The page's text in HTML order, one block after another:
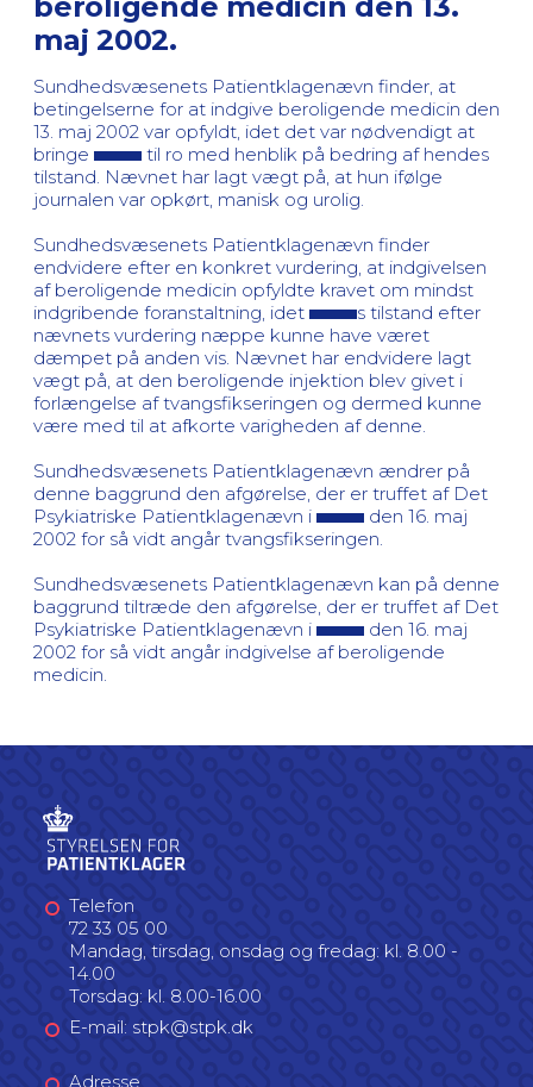
maj 2002.
Sundhedsvæsenets Patientklagenævn finder, at
betingelserne for at indgive beroligende medicin den
13. maj 2002 var opfyldt, idet det var nødvendigt at
bringe
til ro med henblik på bedring af hendes
tilstand. Nævnet har lagt vægt på, at hun ifølge
journalen var opkørt, manisk og urolig.
Sundhedsvæsenets Patientklagenævn finder
endvidere efter en konkret vurdering, at indgivelsen
af beroligende medicin opfyldte kravet om mindst
indgribende foranstaltning, idet
s tilstand efter
nævnets vurdering næppe kunne have været
dæmpet på anden vis. Nævnet har endvidere lagt
vægt på, at den beroligende injektion blev givet i
forlængelse af tvangsfikseringen og dermed kunne
være med til at afkorte varigheden af denne.
Sundhedsvæsenets Patientklagenævn ændrer på
denne baggrund den afgørelse, der er truffet af Det
Psykiatriske Patientklagenævn i
den 16. maj
2002 for så vidt angår tvangsfikseringen.
Sundhedsvæsenets Patientklagenævn kan på denne
baggrund tiltræde den afgørelse, der er truffet af Det
Psykiatriske Patientklagenævn i
den 16. maj
2002 for så vidt angår indgivelse af beroligende
medicin.
Telefon
72 33 05 00
Mandag, tirsdag, onsdag og fredag: kl. 8.00 -
14.00
Torsdag: kl. 8.00-16.00
E-mail: stpk@stpk.dk
Adresse